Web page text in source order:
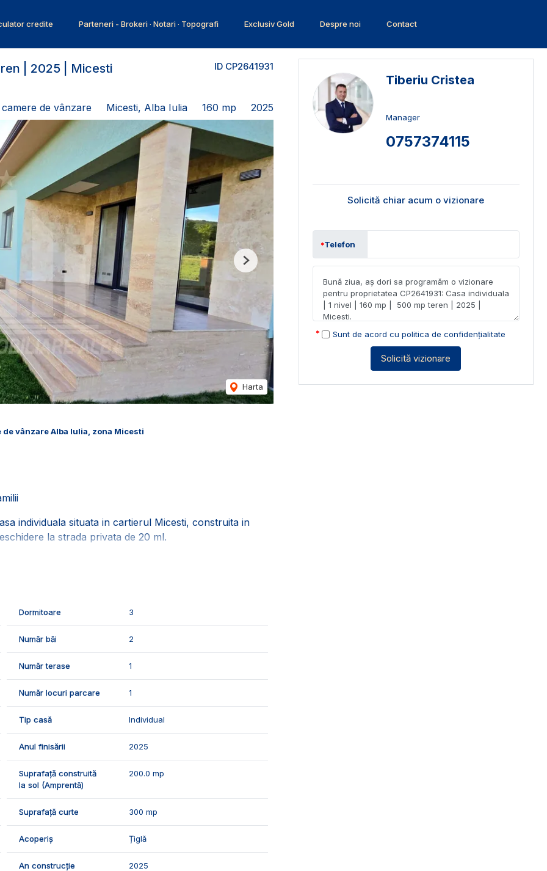
credite Parteneri - Brokeri · Notari · Topografi Exclusiv Gold Despre noi Contact
ID CP2641931
| 2025 | Micesti
de vânzare Micesti, Alba Iulia 160 mp 2025
Harta
Next
de vânzare Alba Iulia, zona Micesti
individuala situata in cartierul Micesti, construita in
la strada privata de 20 ml.
urmand si bransarea la gaz.
proprie, geamurile si usile tripan, izolatia termica
finisaje:
suntem disponibili pentru dumneavostra, Echipa
Dormitoare 3
Număr băi 2
Număr terase 1
Număr locuri parcare 1
Tip casă Individual
Anul finisării 2025
Suprafață construită
la sol (Amprentă)
200.0 mp
Suprafață curte 300 mp
Acoperiș Țiglă
An construcție 2025
Tiberiu Cristea
Manager
0757374115
Solicită chiar acum o vizionare
Telefon
Sunt de acord cu politica de confidențialitate
Solicită vizionare